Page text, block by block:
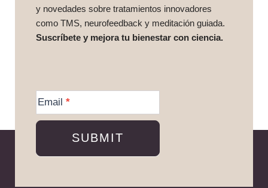
y novedades sobre tratamientos innovadores
como TMS, neurofeedback y meditación guiada.
Suscríbete y mejora tu bienestar con ciencia.
Information
Email *
SUBMIT